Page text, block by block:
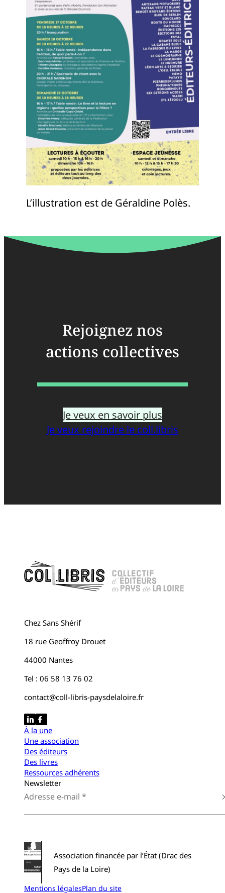
L’illustration est de Géraldine Polès.
Rejoignez nos
actions collectives
Je veux en savoir plus
Je veux rejoindre le coll.libris
Chez Sans Shérif
18 rue Geoffroy Drouet
44000 Nantes
Tel : 06 58 13 76 02
contact@coll-libris-paysdelaloire.fr
À la une
Une association
Des éditeurs
Des livres
Ressources adhérents
Newsletter
Association financée par l’État (Drac des
Pays de la Loire)
Mentions légalesPlan du site